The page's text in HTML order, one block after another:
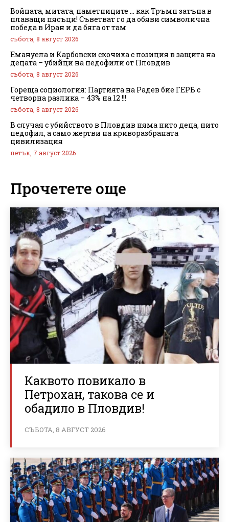
Войната, митата, паметниците … как Тръмп затъна в
плаващи пясъци! Съветват го да обяви символична
победа в Иран и да бяга от там
събота, 8 август 2026
Емануела и Карбовски скочиха с позиция в защита на
децата – убийци на педофили от Пловдив
събота, 8 август 2026
Гореща социология: Партията на Радев бие ГЕРБ с
четворна разлика – 43% на 12 !!!
събота, 8 август 2026
В случая с убийството в Пловдив няма нито деца, нито
педофил, а само жертви на криворазбраната
цивилизация
петък, 7 август 2026
Прочетете още
Каквото повикало в
Петрохан, такова се и
обадило в Пловдив!
СЪБОТА, 8 АВГУСТ 2026